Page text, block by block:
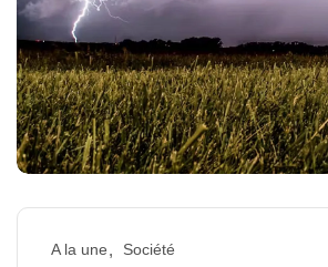
A la une Société